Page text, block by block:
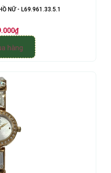
NỮ - L69.961.33.5.1
hàng